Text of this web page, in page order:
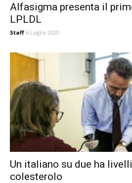
Alfasigma presenta il
LPLDL
Staff 6 Luglio 2020
Un italiano su due ha
colesterolo